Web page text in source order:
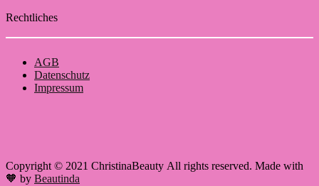
Rechtliches
AGB
Datenschutz
Impressum
Copyright © 2021 ChristinaBeauty All rights reserved. Made with
🧡 by Beautinda